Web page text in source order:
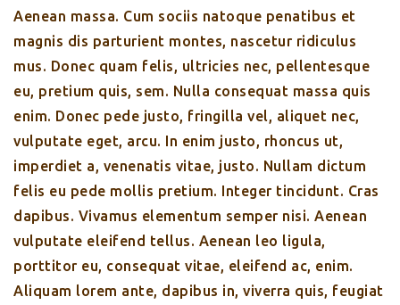
Aenean massa. Cum sociis natoque penatibus et
magnis dis parturient montes, nascetur ridiculus
mus. Donec quam felis, ultricies nec, pellentesque
eu, pretium quis, sem. Nulla consequat massa quis
enim. Donec pede justo, fringilla vel, aliquet nec,
vulputate eget, arcu. In enim justo, rhoncus ut,
imperdiet a, venenatis vitae, justo. Nullam dictum
felis eu pede mollis pretium. Integer tincidunt. Cras
dapibus. Vivamus elementum semper nisi. Aenean
vulputate eleifend tellus. Aenean leo ligula,
porttitor eu, consequat vitae, eleifend ac, enim.
Aliquam lorem ante, dapibus in, viverra quis, feugiat